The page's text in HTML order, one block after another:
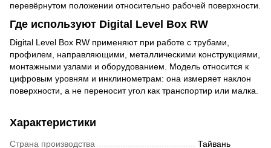
перевёрнутом положении относительно рабочей поверхности.
Где используют Digital Level Box RW
Digital Level Box RW применяют при работе с трубами,
профилем, направляющими, металлическими конструкциями,
монтажными узлами и оборудованием. Модель относится к
цифровым уровням и инклинометрам: она измеряет наклон
поверхности, а не переносит угол как транспортир или малка.
Характеристики
Страна производства Тайвань